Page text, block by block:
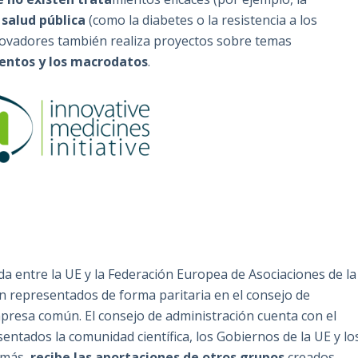
pública (como la diabetes o la resistencia a los
también realiza proyectos sobre temas
y los macrodatos.
entre la UE y la Federación Europea de Asociaciones de la
representados de forma paritaria en el consejo de
común. El consejo de administración cuenta con el
la comunidad científica, los Gobiernos de la UE y